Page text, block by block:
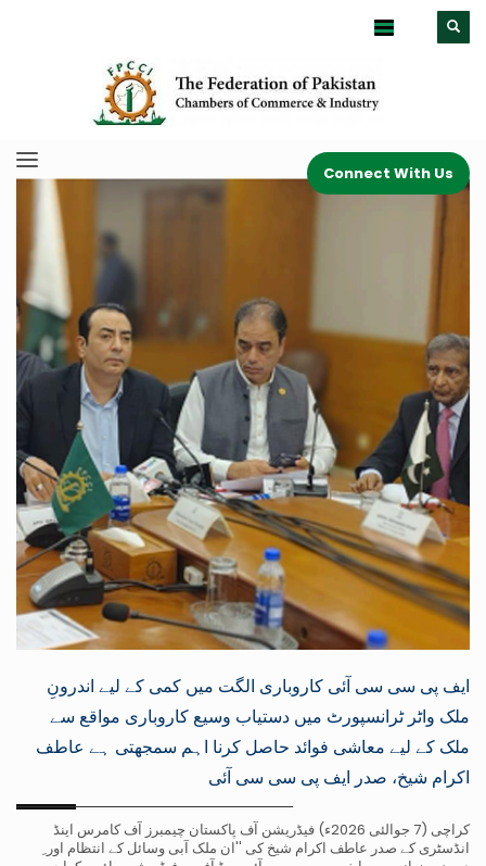
Connect With Us
ایف پی سی سی آئی کاروباری الگت میں کمی کے لیے اندرونِ
ملک واٹر ٹرانسپورٹ میں دستیاب وسیع کاروباری مواقع سے
ملک کے لیے معاشی فوائد حاصل کرنا اہم سمجھتی ہے عاطف
اکرام شیخ، صدر ایف پی سی سی آئی
کراچی (7 جوالئی 2026ء) فیڈریشن آف پاکستان چیمبرز آف کامرس اینڈ
انڈسٹری کے صدر عاطف اکرام شیخ کی ''ان ملک آبی وسائل کے انتظام اور ِ